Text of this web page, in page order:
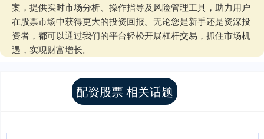
案，提供实时市场分析、操作指导及风险管理工具，助力用户
在股票市场中获得更大的投资回报。无论您是新手还是资深投
资者，都可以通过我们的平台轻松开展杠杆交易，抓住市场机
遇，实现财富增长。
配资股票 相关话题